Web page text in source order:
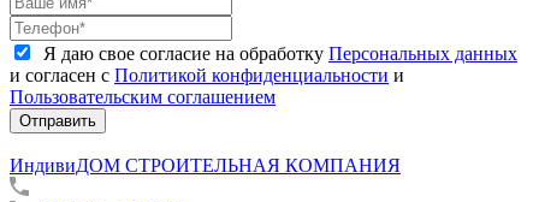
Я даю свое согласие на обработку Персональных данных
и согласен с Политикой конфиденциальности и
Пользовательским соглашением
Отправить
ИндивиДОМ СТРОИТЕЛЬНАЯ КОМПАНИЯ